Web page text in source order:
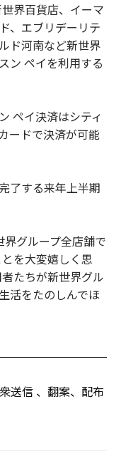
界百貨店、イーマ
、エブリデーリテ
ド河南など新世界
ン ペイを利用する
ペイ決済はシティ
ードで決済が可能
了する来年上半期
グループ全店舗で
を大変嬉しく思
たちが新世界グル
活をたのしんでほ
送信 、翻案、配布